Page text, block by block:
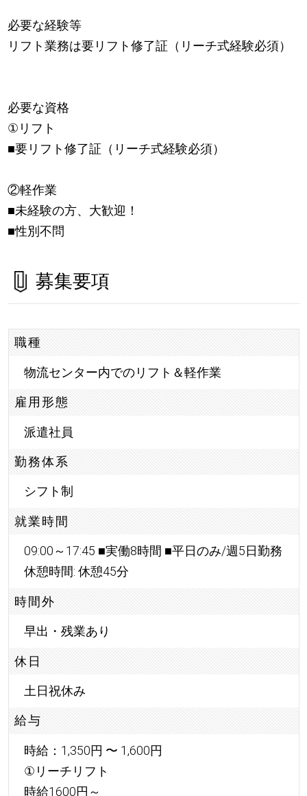
必要な経験等
リフト業務は要リフト修了証（リーチ式経験必須）
必要な資格
①リフト
■要リフト修了証（リーチ式経験必須）
②軽作業
■未経験の方、大歓迎！
■性別不問
募集要項
職種
物流センター内でのリフト＆軽作業
雇用形態
派遣社員
勤務体系
シフト制
就業時間
09:00～17:45 ■実働8時間 ■平日のみ/週5日勤務
休憩時間: 休憩45分
時間外
早出・残業あり
休日
土日祝休み
給与
時給：1,350円 〜 1,600円
①リーチリフト
時給1600円～